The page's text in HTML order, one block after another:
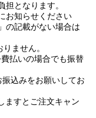
となります。
お知らせください
の記載がない場合は
ません。
払いの場合でも振替
込みをお願いしてお
すとご注文キャン